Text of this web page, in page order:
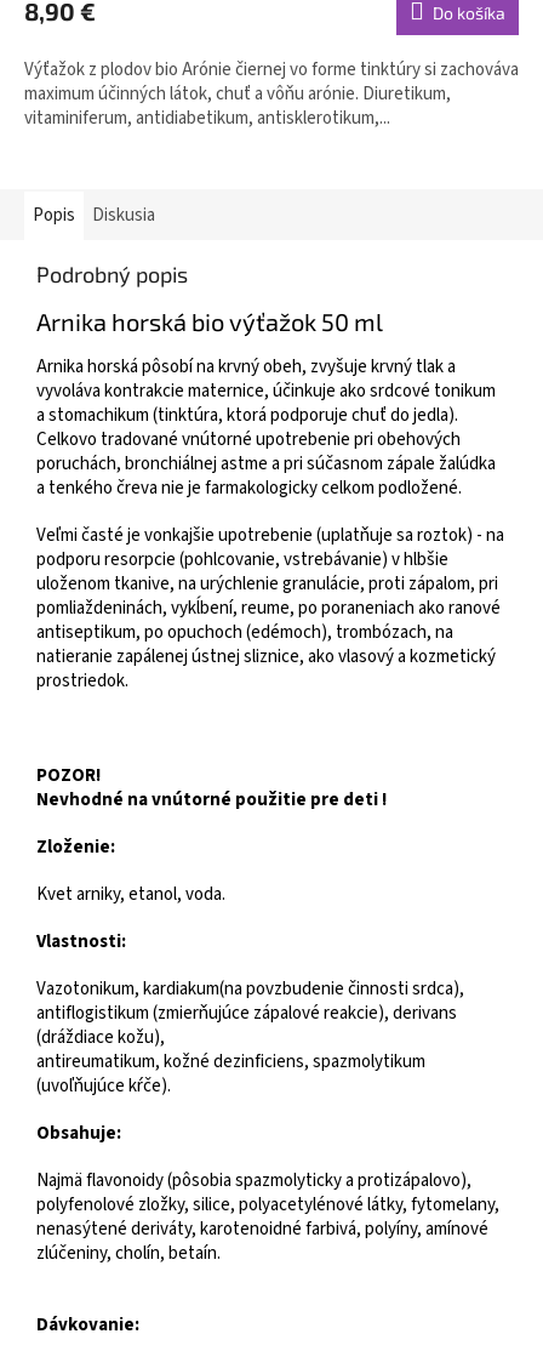
8,90 € Do košíka
Výťažok z plodov bio Arónie čiernej vo forme tinktúry si zachováva
maximum účinných látok, chuť a vôňu arónie. Diuretikum,
vitaminiferum, antidiabetikum, antisklerotikum,...
Popis Diskusia
Podrobný popis
Arnika horská bio výťažok 50 ml
Arnika horská pôsobí na krvný obeh, zvyšuje krvný tlak a
vyvoláva kontrakcie maternice, účinkuje ako srdcové tonikum
a stomachikum (tinktúra, ktorá podporuje chuť do jedla).
Celkovo tradované vnútorné upotrebenie pri obehových
poruchách, bronchiálnej astme a pri súčasnom zápale žalúdka
a tenkého čreva nie je farmakologicky celkom podložené.
Veľmi časté je vonkajšie upotrebenie (uplatňuje sa roztok) - na
podporu resorpcie (pohlcovanie, vstrebávanie) v hlbšie
uloženom tkanive, na urýchlenie granulácie, proti zápalom, pri
pomliaždeninách, vykĺbení, reume, po poraneniach ako ranové
antiseptikum, po opuchoch (edémoch), trombózach, na
natieranie zapálenej ústnej sliznice, ako vlasový a kozmetický
prostriedok.
POZOR!
Nevhodné na vnútorné použitie pre deti !
Zloženie:
Kvet arniky, etanol, voda.
Vlastnosti:
Vazotonikum, kardiakum(na povzbudenie činnosti srdca),
antiflogistikum (zmierňujúce zápalové reakcie), derivans
(dráždiace kožu),
antireumatikum, kožné dezinficiens, spazmolytikum
(uvoľňujúce kŕče).
Obsahuje:
Najmä flavonoidy (pôsobia spazmolyticky a protizápalovo),
polyfenolové zložky, silice, polyacetylénové látky, fytomelany,
nenasýtené deriváty, karotenoidné farbivá, polyíny, amínové
zlúčeniny, cholín, betaín.
Dávkovanie: